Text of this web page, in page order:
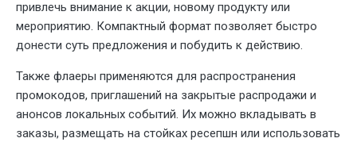
привлечь внимание к акции, новому продукту или
мероприятию. Компактный формат позволяет быстро
донести суть предложения и побудить к действию.
Также флаеры применяются для распространения
промокодов, приглашений на закрытые распродажи и
анонсов локальных событий. Их можно вкладывать в
заказы, размещать на стойках ресепшн или использовать